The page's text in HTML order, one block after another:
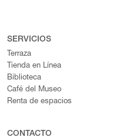
SERVICIOS
Terraza
Tienda en Línea
Biblioteca
Café del Museo
Renta de espacios
CONTACTO